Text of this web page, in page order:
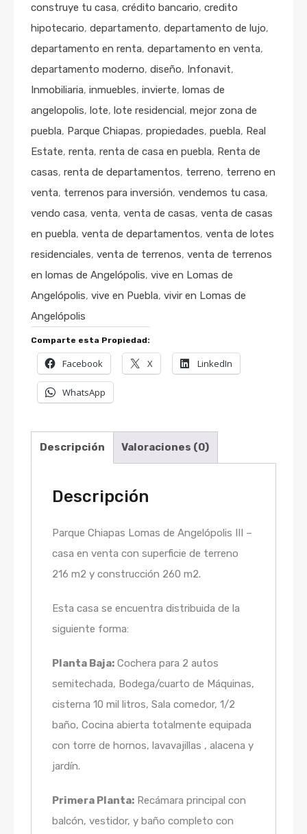
construye tu casa, crédito bancario, credito
hipotecario, departamento, departamento de lujo,
departamento en renta, departamento en venta,
departamento moderno, diseño, Infonavit,
Inmobiliaria, inmuebles, invierte, lomas de
angelopolis, lote, lote residencial, mejor zona de
puebla, Parque Chiapas, propiedades, puebla, Real
Estate, renta, renta de casa en puebla, Renta de
casas, renta de departamentos, terreno, terreno en
venta, terrenos para inversión, vendemos tu casa,
vendo casa, venta, venta de casas, venta de casas
en puebla, venta de departamentos, venta de lotes
residenciales, venta de terrenos, venta de terrenos
en lomas de Angelópolis, vive en Lomas de
Angelópolis, vive en Puebla, vivir en Lomas de
Angelópolis
Comparte esta Propiedad:
Facebook X LinkedIn
WhatsApp
Descripción Valoraciones (0)
Descripción
Parque Chiapas Lomas de Angelópolis III –
casa en venta con superficie de terreno
216 m2 y construcción 260 m2.
Esta casa se encuentra distribuida de la
siguiente forma:
Planta Baja: Cochera para 2 autos
semitechada, Bodega/cuarto de Máquinas,
cisterna 10 mil litros, Sala comedor, 1/2
baño, Cocina abierta totalmente equipada
con torre de hornos, lavavajillas , alacena y
jardín.
Primera Planta: Recámara principal con
balcón, vestidor, y baño completo con